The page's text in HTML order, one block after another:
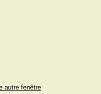
autre fenêtre